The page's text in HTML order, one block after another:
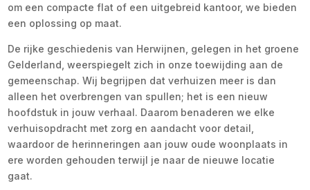
om een compacte flat of een uitgebreid kantoor, we bieden
een oplossing op maat.
De rijke geschiedenis van Herwijnen, gelegen in het groene
Gelderland, weerspiegelt zich in onze toewijding aan de
gemeenschap. Wij begrijpen dat verhuizen meer is dan
alleen het overbrengen van spullen; het is een nieuw
hoofdstuk in jouw verhaal. Daarom benaderen we elke
verhuisopdracht met zorg en aandacht voor detail,
waardoor de herinneringen aan jouw oude woonplaats in
ere worden gehouden terwijl je naar de nieuwe locatie
gaat.